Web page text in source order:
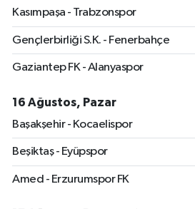
Kasımpaşa - Trabzonspor
Gençlerbirliği S.K. - Fenerbahçe
Gaziantep FK - Alanyaspor
16 Ağustos, Pazar
Başakşehir - Kocaelispor
Beşiktaş - Eyüpspor
Amed - Erzurumspor FK